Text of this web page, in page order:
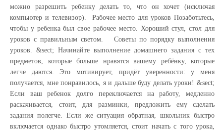
можно разрешить ребенку делать то, что он хочет (исключая
компьютер и телевизор). Рабочее место для уроков Позаботьтесь,
чтобы у ребенка был свое рабочее место. Хороший стул, стол для
уроков с правильным светом. Советы по порядку выполнения
уроков. &sect; Начинайте выполнение домашнего задания с тех
предметов, которые больше нравятся вашему ребёнку, которые
легче даются. Это мотивирует, придёт уверенности: у меня
получается, мне понравилось, я и дальше буду делать уроки! &sect;
Если ваш ребенок долго переключается на работу, медленно
раскачивается, стоит, для разминки, предложить ему сделать
задания полегче. Если же ситуация обратная, школьник быстро
включается однако быстро утомляется, стоит начать с того урока,